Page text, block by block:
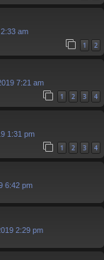
am
1 2
7:21 am
1 2 3 4
1:31 pm
1 2 3 4
6:42 pm
2:29 pm